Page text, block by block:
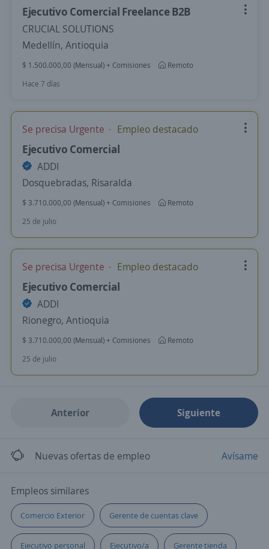
Ejecutivo Comercial Freelance B2B
CRUCIAL SOLUTIONS
Medellín, Antioquia
$ 1.500.000,00 (Mensual) + Comisiones
Remoto
Hace 7 días
Se precisa Urgente Empleo destacado
Ejecutivo Comercial
ADDI
Dosquebradas, Risaralda
$ 3.710.000,00 (Mensual) + Comisiones
Remoto
25 de julio
Se precisa Urgente Empleo destacado
Ejecutivo Comercial
ADDI
Rionegro, Antioquia
$ 3.710.000,00 (Mensual) + Comisiones
Remoto
25 de julio
Anterior Siguiente
Nuevas ofertas de empleo Avísame
Empleos similares
Comercio Exterior Gerente de cuentas clave
Ejecutivo personal Ejecutivo/a Gerente tienda